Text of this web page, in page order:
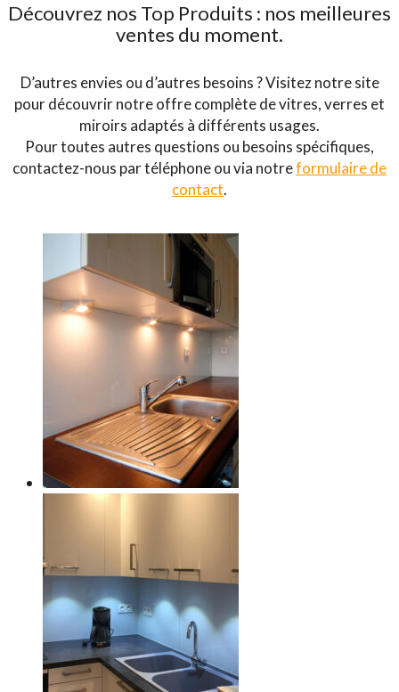
Découvrez nos Top Produits : nos meilleures
ventes du moment.
D’autres envies ou d’autres besoins ? Visitez notre site
pour découvrir notre offre complète de vitres, verres et
miroirs adaptés à différents usages.
Pour toutes autres questions ou besoins spécifiques,
contactez-nous par téléphone ou via notreformulaire de
contact.